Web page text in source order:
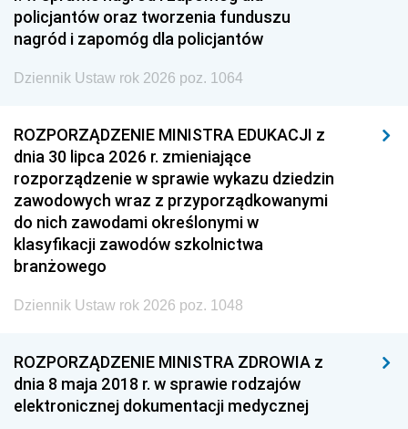
policjantów oraz tworzenia funduszu
nagród i zapomóg dla policjantów
Dziennik Ustaw rok 2026 poz. 1064
ROZPORZĄDZENIE MINISTRA EDUKACJI z
dnia 30 lipca 2026 r. zmieniające
rozporządzenie w sprawie wykazu dziedzin
zawodowych wraz z przyporządkowanymi
do nich zawodami określonymi w
klasyfikacji zawodów szkolnictwa
branżowego
Dziennik Ustaw rok 2026 poz. 1048
ROZPORZĄDZENIE MINISTRA ZDROWIA z
dnia 8 maja 2018 r. w sprawie rodzajów
elektronicznej dokumentacji medycznej